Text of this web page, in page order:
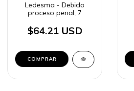
Ledesma - Debido
proceso penal, 7
$64.21 USD
COMPRAR